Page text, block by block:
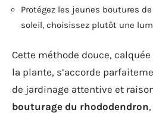
Protégez les jeunes boutures
soleil, choisissez plutôt une
Cette méthode douce,
la plante, s’accorde
de jardinage attentive et
bouturage du rhododendron